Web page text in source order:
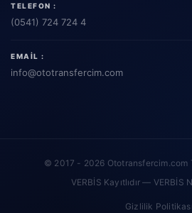
TELEFON :
(0541) 724 724 4
EMAIL :
info@ototransfercim.com
© 2017 - 2026 Ototransfercim.com
VERBİS Kayıtlıdır — VERBİS
Gizlilik Politikası